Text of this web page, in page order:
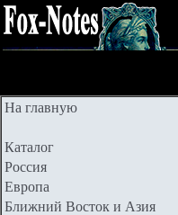
На главную
Каталог
Россия
Европа
Ближний Восток и Азия